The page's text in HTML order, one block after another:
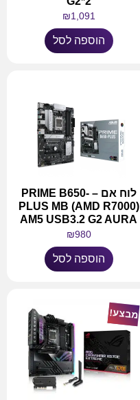
₪1,091
הוספה לסל
לוח אם – PRIME B650-
PLUS MB (AMD R7000)
AM5 USB3.2 G2 AURA
₪980
הוספה לסל
מבצע!